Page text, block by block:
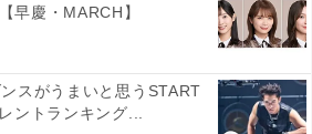
早慶・MARCH】
ンスがうまいと思うSTART
ントランキング...